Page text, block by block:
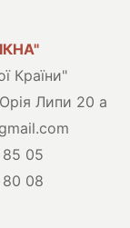
Країни"
Липи 20 а
05
08